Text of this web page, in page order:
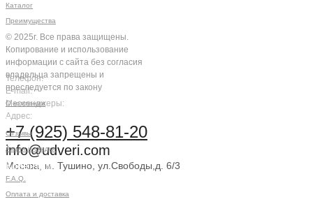
Телефон:
E-mail:
Мессенджеры:
Адрес:
+7 (925) 548-81-20
info@udveri.com
Москва, м. Тушино, ул.Свободы,д. 6/3
Каталог
Преимущества
© 2025г. Все права защищены.
Копирование и использование
информации с сайта без согласия
владельца запрещены и
преследуется по закону
О компании
Компания
Отзывы
Акции и скидки
Клиентам
F.A.Q.
Оплата и доставка